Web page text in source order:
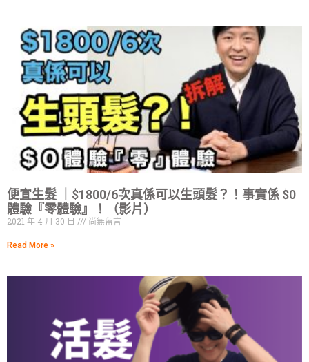
便宜生髮 ｜$1800/6次真係可以生頭髮？！事實係 $0
體驗『零體驗』！（影片）
2021 年 4 月 30 日 尚無留言
Read More »